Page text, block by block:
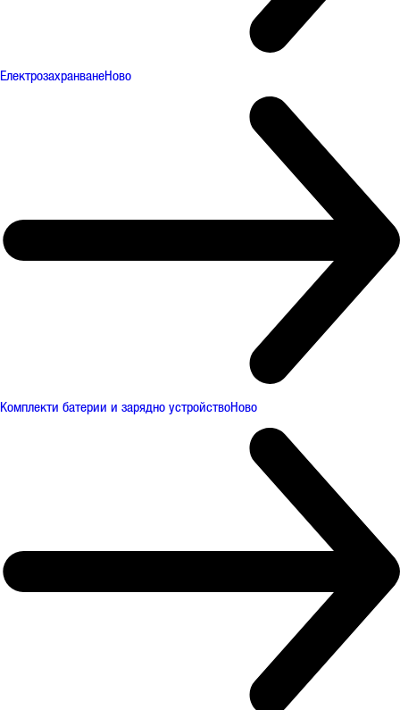
ЕлектрозахранванеНово
Комплекти батерии и зарядно устройствоНово